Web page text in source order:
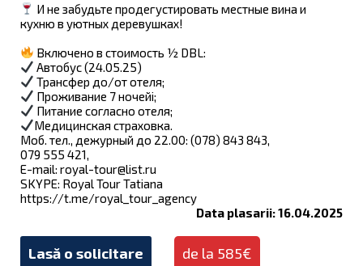
И не забудьте продегустировать местные вина и
кухню в уютных деревушках!
Включено в стоимость ½ DBL:
Автобус (24.05.25)
Трансфер до/от отеля;
Проживание 7 ночейi;
Питание согласно отеля;
Медицинская страховка.
Моб. тел., дежурный до 22.00: (078) 843 843,
079 555 421,
E-mail: royal-tour@list.ru
SKYPE: Royal Tour Tatianа
https://t.me/royal_tour_agency
Data plasarii: 16.04.2025
Lasă o solicitare de la 585€